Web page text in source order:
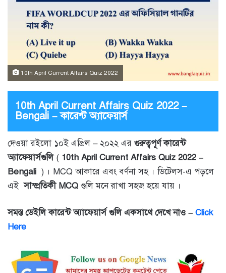
10th April Current Affairs Quiz 2022
10th April Current Affairs Quiz 2022 –
Bengali – কারেন্ট অ্যাফেয়ার্স
দেওয়া রইলো ১০ই এপ্রিল – ২০২২ এর গুরুত্বপূর্ণ কারেন্ট
অ্যাফেয়ার্সগুলি( 10th April Current Affairs Quiz 2022 –
Bengali ) । MCQ আকারে এবং বর্ণনা সহ । ডিটেলস-এ পড়লে
এইসাম্প্রতিকী MCQ গুলি মনে রাখা সহজ হয়ে যায় ।
সমস্ত ডেইলি কারেন্ট অ্যাফেয়ার্স গুলি একসাথে দেখে নাও – Click
Here